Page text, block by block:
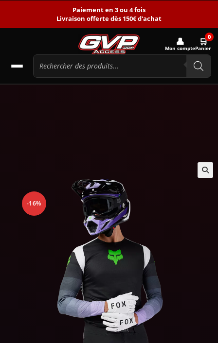
Paiement en 3 ou 4 fois
Livraison offerte dès 150€ d'achat
👤
Mon compte
🛒0
Panier
-16%